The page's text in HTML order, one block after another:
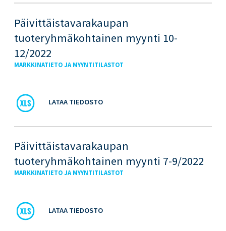
Päivittäistavarakaupan
tuoteryhmäkohtainen myynti 10-
12/2022
MARKKINATIETO JA MYYNTITILASTOT
LATAA TIEDOSTO
Päivittäistavarakaupan
tuoteryhmäkohtainen myynti 7-9/2022
MARKKINATIETO JA MYYNTITILASTOT
LATAA TIEDOSTO